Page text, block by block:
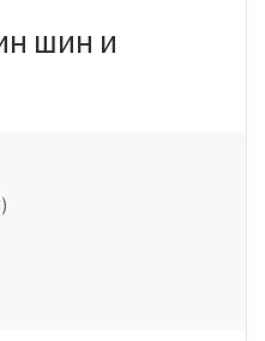
шин и